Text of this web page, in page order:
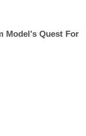
Model's Quest For